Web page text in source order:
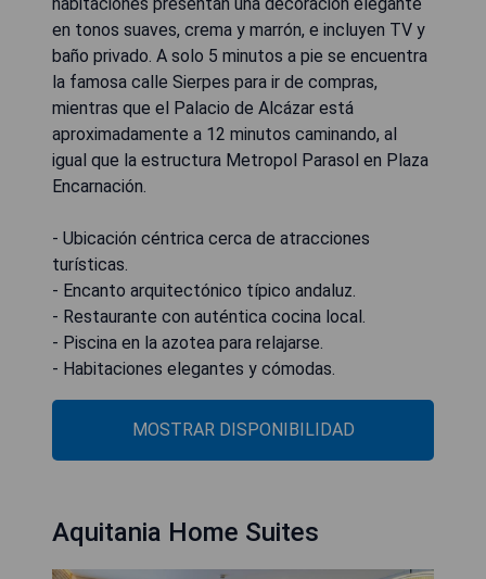
en tonos suaves, crema y marrón, e incluyen TV y
baño privado. A solo 5 minutos a pie se encuentra
la famosa calle Sierpes para ir de compras,
mientras que el Palacio de Alcázar está
aproximadamente a 12 minutos caminando, al
igual que la estructura Metropol Parasol en Plaza
Encarnación.
- Ubicación céntrica cerca de atracciones
turísticas.
- Encanto arquitectónico típico andaluz.
- Restaurante con auténtica cocina local.
- Piscina en la azotea para relajarse.
- Habitaciones elegantes y cómodas.
MOSTRAR DISPONIBILIDAD
Aquitania Home Suites